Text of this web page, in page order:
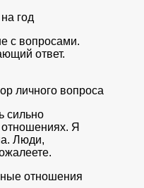
год
с вопросами.
ответ.
личного вопроса
сильно
Я
Люди,
отношения